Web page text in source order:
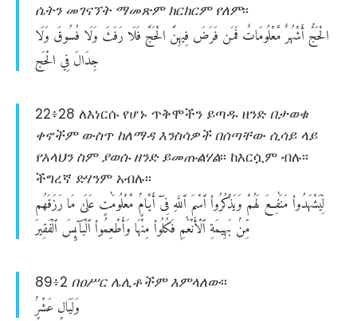
ሴትን መገናኘት ማመጽም ክርክርም የለም፡፡
الْحَجُّأَشْهُرٌمَّعْلُومَاتٌفَمَنفَرَضَفِيهِنَّالْحَجَّفَلَارَفَثَوَلَافُسُوقَوَلَا
جِدَالَفِيالْحَج
22፥28 ለእነርሱ የሆኑ ጥቅሞችን ይጣዱ ዘንድ በታወቁ
ቀኖችም ውስጥ ከለማዳ እንስሳዎች በሰጣቸው ሲሳይ ላይ
የአላህን ስም ያወሱ ዘንድ ይመጡልሃል፡፡ ከእርሷም ብሉ፡፡
ችግረኛ ድሃንም አብሉ፡፡
لِّيَشْهَدُوا۟مَنَٰفِعَلَهُمْوَيَذْكُرُوا۟ٱسْمَٱللَّهِفِىٓأَيَّامٍۢمَّعْلُومَٰتٍعَلَىٰمَارَزَقَهُم
مِّنۢبَهِيمَةِٱلْأَنْعَٰمِفَكُلُوا۟مِنْهَاوَأَطْعِمُوا۟ٱلْبَآئِسَٱلْفَقِيرَ
89፥2 በዐሥር ሌሊቶችም እምላለው፡፡
وَلَيَالٍعَشْرٍۢ